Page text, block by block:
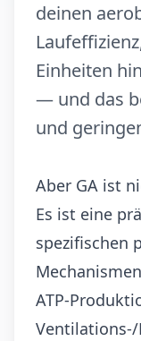
deinen
Einheiten
— und das
und
Aber GA ist
Es ist eine
spezifischen
ATP-